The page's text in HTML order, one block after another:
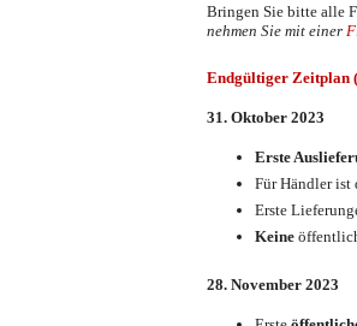
Bringen Sie bitte alle
nehmen Sie mit einer
Endgültiger Zeitplan
31. Oktober 2023
Erste
Für Händler ist
Erste
Keine
28. November 2023